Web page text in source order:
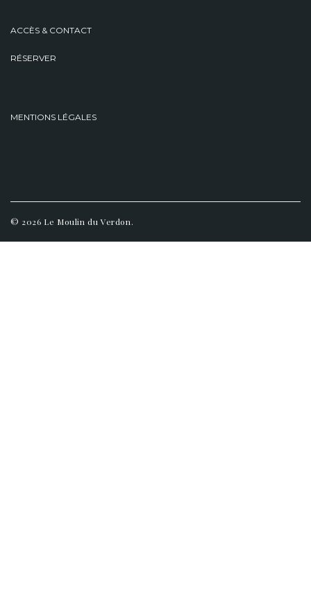
ACCÈS & CONTACT
RÉSERVER
MENTIONS LÉGALES
© 2026 Le Moulin du Verdon.